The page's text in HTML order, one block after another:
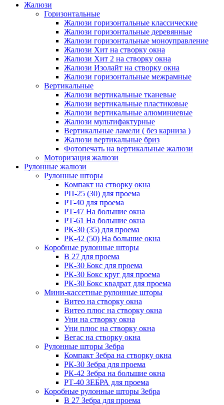
Жалюзи
Горизонтальные
Жалюзи горизонтальные классические
Жалюзи горизонтальные деревянные
Жалюзи горизонтальные моноуправление
Жалюзи Хит на створку окна
Жалюзи Хит 2 на створку окна
Жалюзи Изолайт на створку окна
Жалюзи горизонтальные межрамные
Вертикальные
Жалюзи вертикальные тканевые
Жалюзи вертикальные пластиковые
Жалюзи вертикальные алюминиевые
Жалюзи мультифактурные
Вертикальные ламели ( без карниза )
Жалюзи вертикальные бриз
Фотопечать на вертикальные жалюзи
Моторизация жалюзи
Рулонные жалюзи
Рулонные шторы
Компакт на створку окна
РП-25 (30) для проема
РТ-40 для проема
РТ-47 На большие окна
РТ-61 На большие окна
РК-30 (35) для проема
РК-42 (50) На большие окна
Коробные рулонные шторы
B 27 для проема
РК-30 Бокс для проема
РК-30 Бокс круг для проема
РК-30 Бокс квадрат для проема
Мини-кассетные рулонные шторы
Витео на створку окна
Витео плюс на створку окна
Уни на створку окна
Уни плюс на створку окна
Вегас на створку окна
Рулонные шторы Зебра
Компакт Зебра на створку окна
РК-30 Зебра для проема
РК-42 Зебра на большие окна
РТ-40 ЗЕБРА для проема
Коробные рулонные шторы Зебра
B 27 Зебра для проема